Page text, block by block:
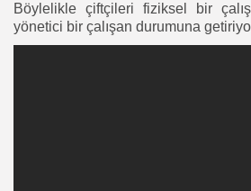
Böylelikle çiftçileri fiziksel bir
yönetici bir çalışan durumuna